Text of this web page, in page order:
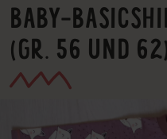
BABY-
(GR. 56 UND